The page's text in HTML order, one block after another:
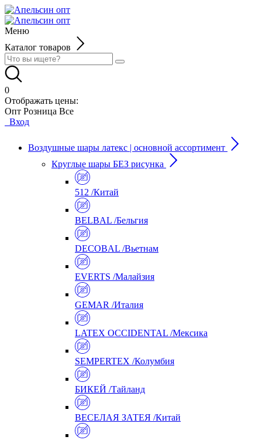
Меню
Каталог товаров
0
Отображать цены:
Опт Розница Все
Вход
Воздушные шары латекс | основной ассортимент
Круглые шары БЕЗ рисунка
512 /Китай
BELBAL /Бельгия
DECOBAL /Вьетнам
EVERTS /Малайзия
GEMAR /Италия
LATEX OCCIDENTAL /Мексика
SEMPERTEX /Колумбия
БИКЕЙ /Тайланд
ВЕСЕЛАЯ ЗАТЕЯ /Китай